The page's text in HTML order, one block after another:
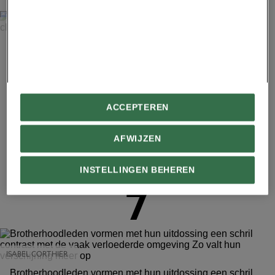
Advertentie - Lees hieronder verder
7
ISABEL CORTHIER
Brotherhood­leden vormen met hun uitdossing een schril
INSTELLINGEN BEHEREN
AFWIJZEN
ACCEPTEREN